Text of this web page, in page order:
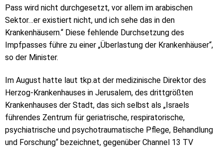
Pass wird nicht durchgesetzt, vor allem im arabischen
Sektor…er existiert nicht, und ich sehe das in den
Krankenhäusern.“ Diese fehlende Durchsetzung des
Impfpasses führe zu einer „Überlastung der Krankenhäuser“,
so der Minister.
Im August hatte laut tkp.at der medizinische Direktor des
Herzog-Krankenhauses in Jerusalem, des drittgrößten
Krankenhauses der Stadt, das sich selbst als „Israels
führendes Zentrum für geriatrische, respiratorische,
psychiatrische und psychotraumatische Pflege, Behandlung
und Forschung“ bezeichnet, gegenüber Channel 13 TV